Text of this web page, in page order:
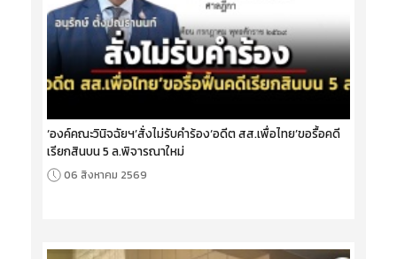
‘องค์คณะวินิจฉัยฯ’สั่งไม่รับคำร้อง‘อดีต สส.เพื่อไทย’ขอรื้อคดี
เรียกสินบน 5 ล.พิจารณาใหม่
06 สิงหาคม 2569